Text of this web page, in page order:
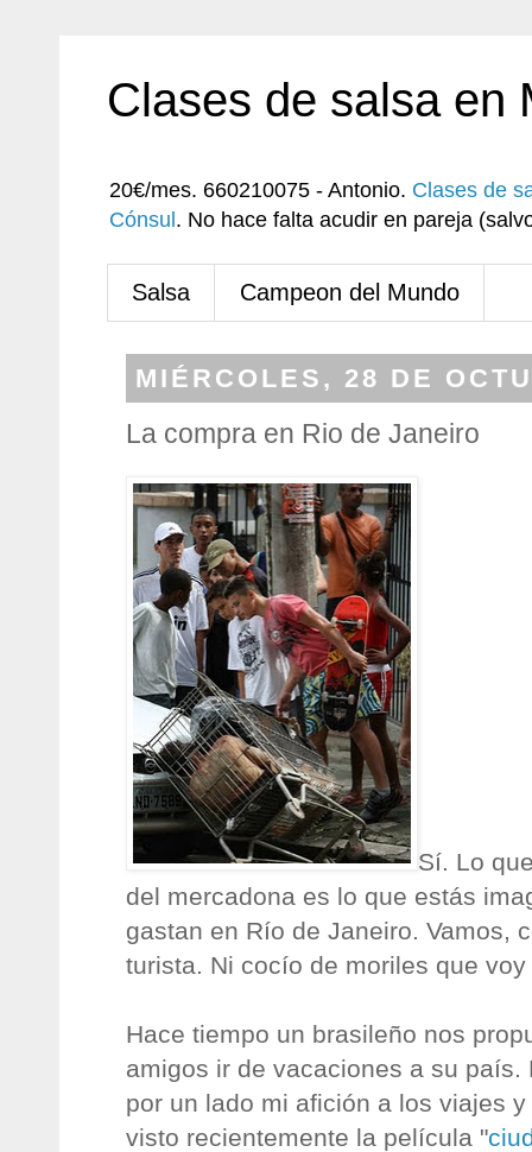
Clases de salsa en
20€/mes. 660210075 - Antonio. Clases de
Cónsul . No hace falta acudir en pareja
Salsa Campeon del Mundo
MIÉRCOLES, 28 DE
La compra en Rio de Janeiro
Sí. Lo
del mercadona es lo que estás
gastan en Río de Janeiro. Vamos,
turista. Ni cocío de moriles que
Hace tiempo un brasileño nos
amigos ir de vacaciones a su país.
por un lado mi afición a los viajes
visto recientemente la película "